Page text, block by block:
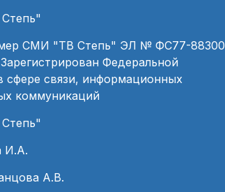
СМИ "ТВ Степь" ЭЛ № ФС77-88300
Федеральной
сфере связи, информационных
коммуникаций
И.А.
А.В.